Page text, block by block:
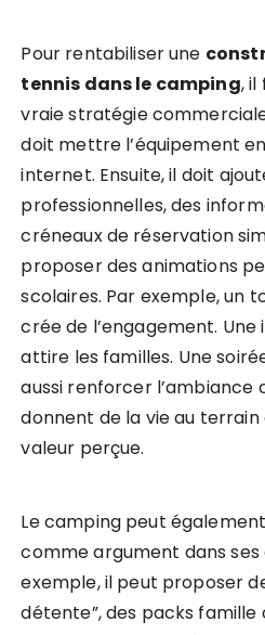
Pour rentabiliser une
tennis dans le camping, il
vraie stratégie
doit mettre l’équipement
internet. Ensuite, il doit
professionnelles, des
créneaux de réservation
proposer des animations
scolaires. Par exemple, un
crée de l’engagement.
attire les familles. Une
aussi renforcer l’ambiance
donnent de la vie au
valeur perçue.
Le camping peut
comme argument dans
exemple, il peut proposer
détente”, des packs famille